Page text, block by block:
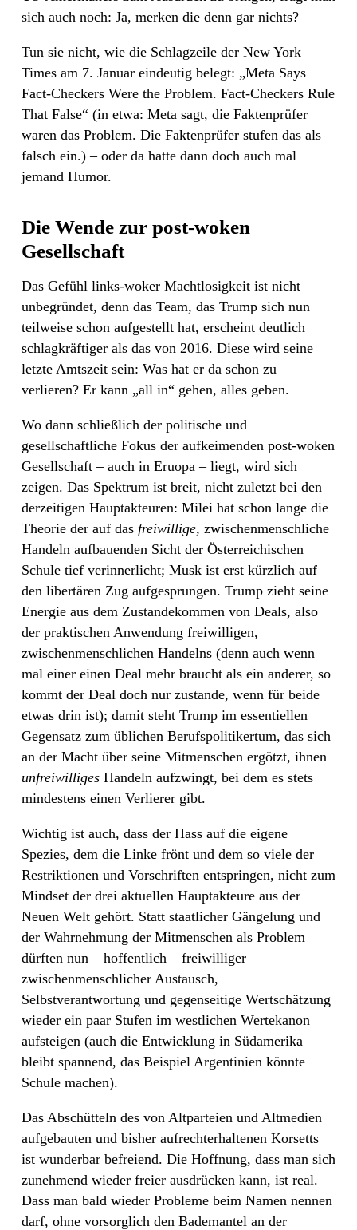
sich auch noch: Ja, merken die denn gar nichts?
Tun sie nicht, wie die Schlagzeile der New York
Times am 7. Januar eindeutig belegt: „Meta Says
Fact-Checkers Were the Problem. Fact-Checkers Rule
That False“ (in etwa: Meta sagt, die Faktenprüfer
waren das Problem. Die Faktenprüfer stufen das als
falsch ein.) – oder da hatte dann doch auch mal
jemand Humor.
Die Wende zur post-woken
Gesellschaft
Das Gefühl links-woker Machtlosigkeit ist nicht
unbegründet, denn das Team, das Trump sich nun
teilweise schon aufgestellt hat, erscheint deutlich
schlagkräftiger als das von 2016. Diese wird seine
letzte Amtszeit sein: Was hat er da schon zu
verlieren? Er kann „all in“ gehen, alles geben.
Wo dann schließlich der politische und
gesellschaftliche Fokus der aufkeimenden post-woken
Gesellschaft – auch in Eruopa – liegt, wird sich
zeigen. Das Spektrum ist breit, nicht zuletzt bei den
derzeitigen Hauptakteuren: Milei hat schon lange die
Theorie der auf das freiwillige, zwischenmenschliche
Handeln aufbauenden Sicht der Österreichischen
Schule tief verinnerlicht; Musk ist erst kürzlich auf
den libertären Zug aufgesprungen. Trump zieht seine
Energie aus dem Zustandekommen von Deals, also
der praktischen Anwendung freiwilligen,
zwischenmenschlichen Handelns (denn auch wenn
mal einer einen Deal mehr braucht als ein anderer, so
kommt der Deal doch nur zustande, wenn für beide
etwas drin ist); damit steht Trump im essentiellen
Gegensatz zum üblichen Berufspolitikertum, das sich
an der Macht über seine Mitmenschen ergötzt, ihnen
unfreiwilliges Handeln aufzwingt, bei dem es stets
mindestens einen Verlierer gibt.
Wichtig ist auch, dass der Hass auf die eigene
Spezies, dem die Linke frönt und dem so viele der
Restriktionen und Vorschriften entspringen, nicht zum
Mindset der drei aktuellen Hauptakteure aus der
Neuen Welt gehört. Statt staatlicher Gängelung und
der Wahrnehmung der Mitmenschen als Problem
dürften nun – hoffentlich – freiwilliger
zwischenmenschlicher Austausch,
Selbstverantwortung und gegenseitige Wertschätzung
wieder ein paar Stufen im westlichen Wertekanon
aufsteigen (auch die Entwicklung in Südamerika
bleibt spannend, das Beispiel Argentinien könnte
Schule machen).
Das Abschütteln des von Altparteien und Altmedien
aufgebauten und bisher aufrechterhaltenen Korsetts
ist wunderbar befreiend. Die Hoffnung, dass man sich
zunehmend wieder freier ausdrücken kann, ist real.
Dass man bald wieder Probleme beim Namen nennen
darf, ohne vorsorglich den Bademantel an der